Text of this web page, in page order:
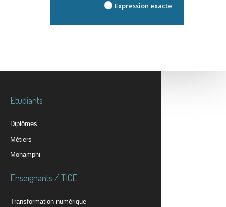
Expression exacte
Etudiants
Diplômes
Métiers
Monamphi
Enseignants / TICE
Transformation numérique